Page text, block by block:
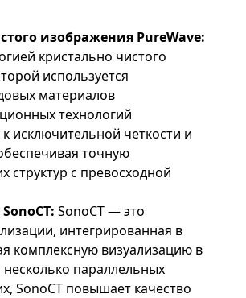
изображения PureWave:
кристально чистого
используется
материалов
технологий
исключительной четкости и
точную
структур с превосходной
SonoCT — это
интегрированная в
комплексную визуализацию в
параллельных
SonoCT повышает качество